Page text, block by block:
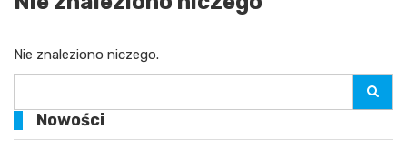
Nie znaleziono niczego.
Nowości